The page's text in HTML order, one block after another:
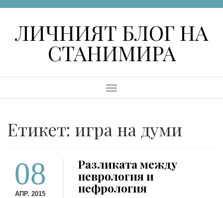
ЛИЧНИЯТ БЛОГ НА
СТАНИМИРА
Menu
Етикет: игра на думи
08
АПР. 2015
Разликата между
неврология и
нефрология